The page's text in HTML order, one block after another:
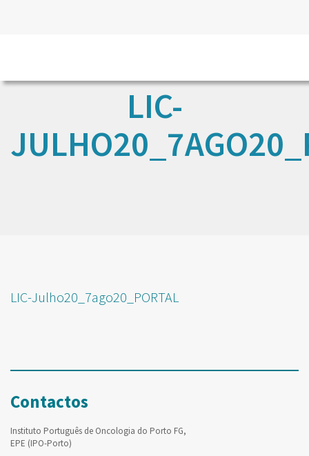
LIC-
LIC-Julho20_7ago20_PORTAL
Contactos
Instituto Português de Oncologia do Porto FG,
EPE (IPO-Porto)